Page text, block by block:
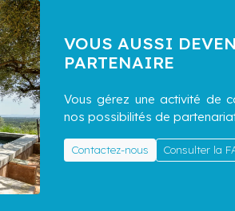
VOUS AUSSI
PARTENAIRE
Vous gérez une activité de
nos possibilités de
Contactez-nous Consulter la